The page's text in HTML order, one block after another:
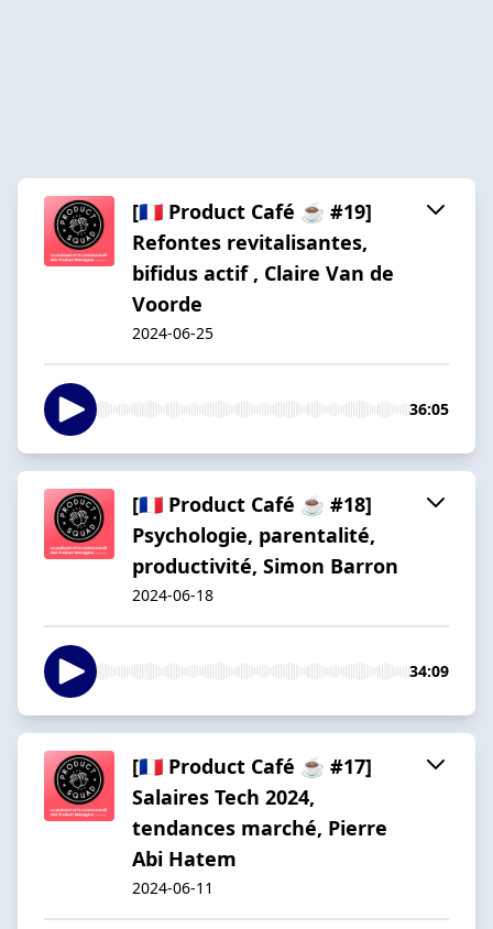
[🇫🇷 Product Café ☕️ #19]
Refontes revitalisantes,
bifidus actif , Claire Van de
Voorde
2024-06-25
36:05
[🇫🇷 Product Café ☕️ #18]
Psychologie, parentalité,
productivité, Simon Barron
2024-06-18
34:09
[🇫🇷 Product Café ☕️ #17]
Salaires Tech 2024,
tendances marché, Pierre
Abi Hatem
2024-06-11